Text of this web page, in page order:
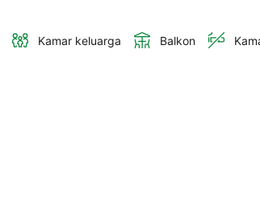
Kamar keluarga Balkon